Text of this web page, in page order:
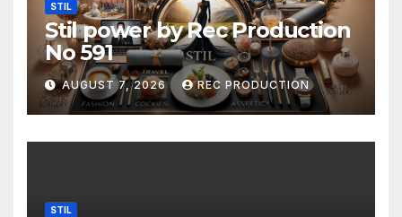
STIL
Stil power by Rec Production
No 591
AUGUST 7, 2026 REC PRODUCTION
STIL